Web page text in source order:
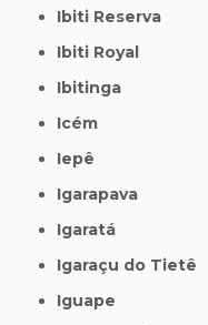
Ibiti Reserva
Ibiti Royal
Ibitinga
Icém
Iepê
Igarapava
Igaratá
Igaraçu do Tietê
Iguape